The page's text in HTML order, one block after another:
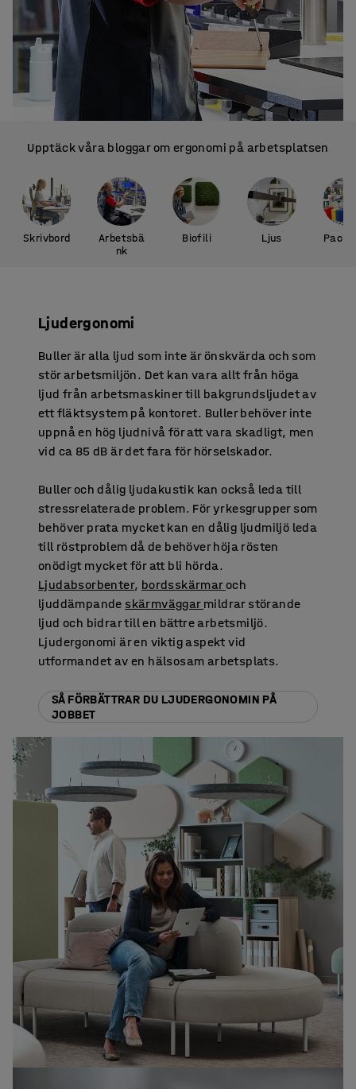
Upptäck våra bloggar om ergonomi på arbetsplatsen
Skrivbord
Arbetsbä
nk
Biofili Ljus
Ljudergonomi
Buller är alla ljud som inte är önskvärda och som
stör arbetsmiljön. Det kan vara allt från höga
ljud från arbetsmaskiner till bakgrundsljudet av
ett fläktsystem på kontoret. Buller behöver inte
uppnå en hög ljudnivå för att vara skadligt, men
vid ca 85 dB är det fara för hörselskador.
Buller och dålig ljudakustik kan också leda till
stressrelaterade problem. För yrkesgrupper som
behöver prata mycket kan en dålig ljudmiljö leda
till röstproblem då de behöver höja rösten
onödigt mycket för att bli hörda.
Ljudabsorbenter, bordsskärmaroch
ljuddämpande skärmväggar mildrar störande
ljud och bidrar till en bättre arbetsmiljö.
Ljudergonomi är en viktig aspekt vid
utformandet av en hälsosam arbetsplats.
SÅ FÖRBÄTTRAR DU LJUDERGONOMIN PÅ
JOBBET